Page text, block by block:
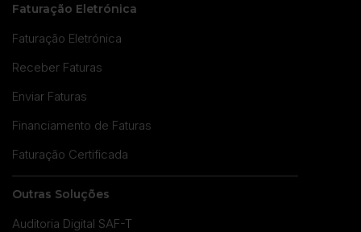
Faturação Eletrónica
Faturação Eletrónica
Receber Faturas
Enviar Faturas
Financiamento de Faturas
Faturação Certificada
Outras Soluções
Auditoria Digital SAF-T